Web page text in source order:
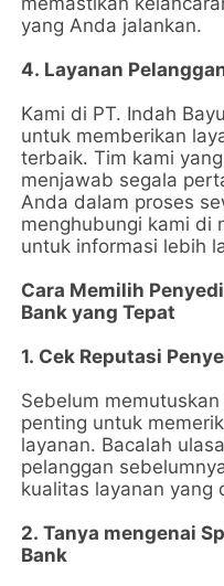
yang Anda jalankan.
4. Layanan
Kami di PT. Indah
untuk memberikan
terbaik. Tim kami
menjawab segala
Anda dalam proses
menghubungi kami di
untuk informasi lebih
Cara Memilih
Bank yang Tepat
1. Cek Reputasi
Sebelum
penting untuk
layanan. Bacalah
pelanggan
kualitas layanan yang
2. Tanya mengenai
Bank